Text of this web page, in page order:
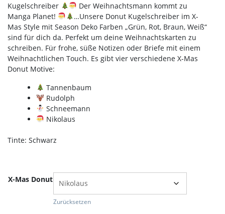
Kugelschreiber
Der Weihnachtsmann kommt zu
Manga Planet!
…Unsere Donut Kugelschreiber im X-
Mas Style mit Season Deko Farben „Grün, Rot, Braun, Weiß“
sind für dich da. Perfekt um deine Weihnachtskarten zu
schreiben. Für frohe, süße Notizen oder Briefe mit einem
Weihnachtlichen Touch. Es gibt vier verschiedene X-Mas
Donut Motive:
Tannenbaum
Rudolph
Schneemann
Nikolaus
Tinte: Schwarz
X-Mas Donut
Zurücksetzen